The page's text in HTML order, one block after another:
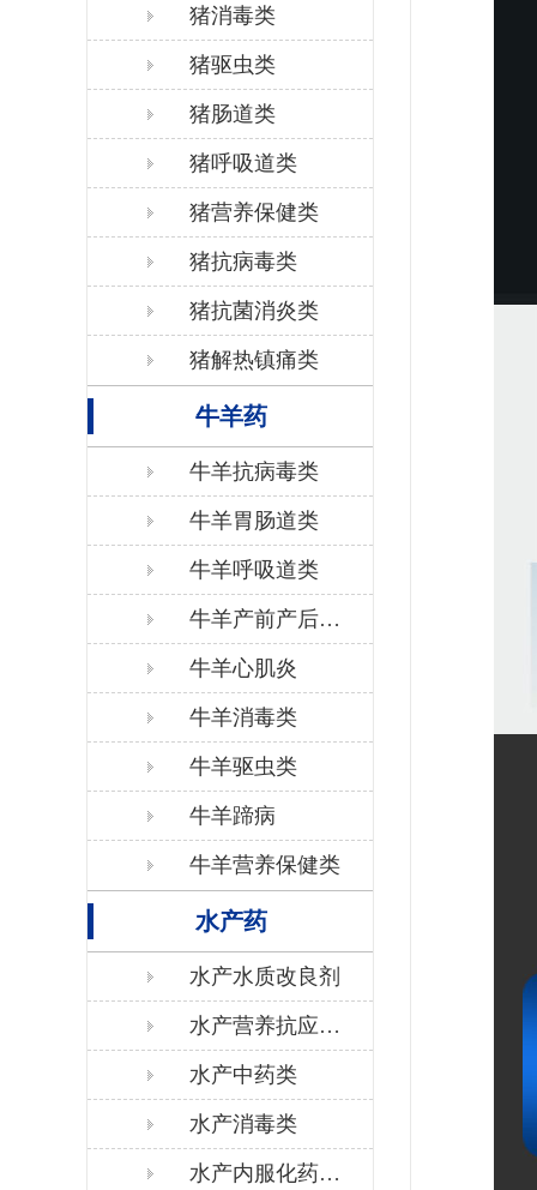
猪消毒类
猪驱虫类
猪肠道类
猪呼吸道类
猪营养保健类
猪抗病毒类
猪抗菌消炎类
猪解热镇痛类
牛羊药
牛羊抗病毒类
牛羊胃肠道类
牛羊呼吸道类
牛羊产前产后保
健
牛羊心肌炎
牛羊消毒类
牛羊驱虫类
牛羊蹄病
牛羊营养保健类
水产药
水产水质改良剂
水产营养抗应激
类
水产中药类
水产消毒类
水产内服化药抗